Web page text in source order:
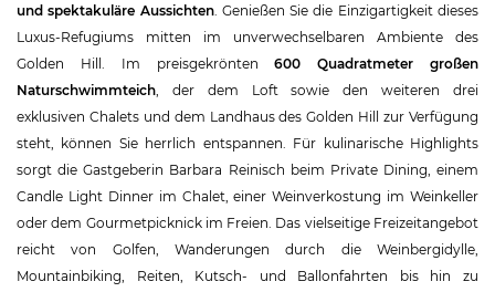
und spektakuläre Aussichten. Genießen Sie die Einzigartigkeit dieses
Luxus-Refugiums mitten im unverwechselbaren Ambiente des
Golden Hill. Im preisgekrönten 600 Quadratmeter großen
Naturschwimmteich , der dem Loft sowie den weiteren drei
exklusiven Chalets und dem Landhaus des Golden Hill zur Verfügung
steht, können Sie herrlich entspannen. Für kulinarische Highlights
sorgt die Gastgeberin Barbara Reinisch beim Private Dining, einem
Candle Light Dinner im Chalet, einer Weinverkostung im Weinkeller
oder dem Gourmetpicknick im Freien. Das vielseitige Freizeitangebot
reicht von Golfen, Wanderungen durch die Weinbergidylle,
Mountainbiking, Reiten, Kutsch- und Ballonfahrten bis hin zu